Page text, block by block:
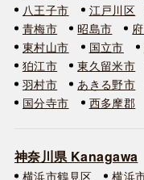
八王子市
江戸川区
青梅市
昭島市
東村山市
国立市
狛江市
東久留米市
羽村市
あきる野市
国分寺市
西多摩郡
神奈川県 Kanagawa
横浜市鶴見区 横浜